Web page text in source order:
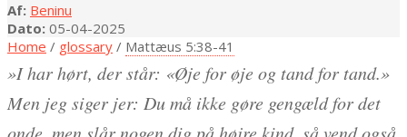
Af: Beninu
Dato: 05-04-2025
Home / glossary / Mattæus 5:38-41
»I har hørt, der står: «Øje for øje og tand for tand.»
Men jeg siger jer: Du må ikke gøre gengæld for det